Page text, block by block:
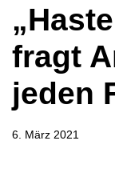
fragt
jeden
6. März 2021